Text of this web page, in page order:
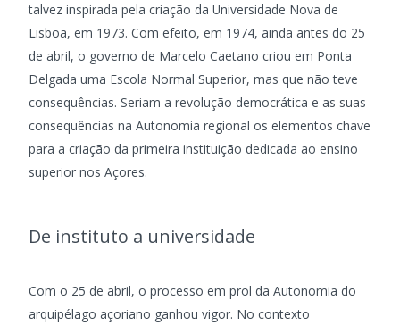
talvez inspirada pela criação da Universidade Nova de
Lisboa, em 1973. Com efeito, em 1974, ainda antes do 25
de abril, o governo de Marcelo Caetano criou em Ponta
Delgada uma Escola Normal Superior, mas que não teve
consequências. Seriam a revolução democrática e as suas
consequências na Autonomia regional os elementos chave
para a criação da primeira instituição dedicada ao ensino
superior nos Açores.
De instituto a universidade
Com o 25 de abril, o processo em prol da Autonomia do
arquipélago açoriano ganhou vigor. No contexto